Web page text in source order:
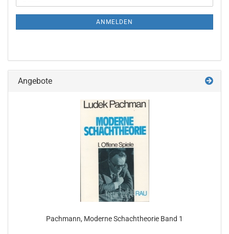
Mail
ANMELDEN
Angebote
Pachmann, Moderne Schachtheorie Band 1